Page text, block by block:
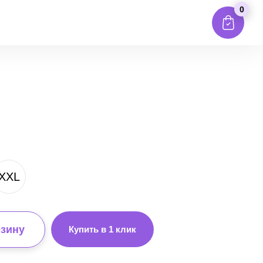
0
Купить в 1 клик